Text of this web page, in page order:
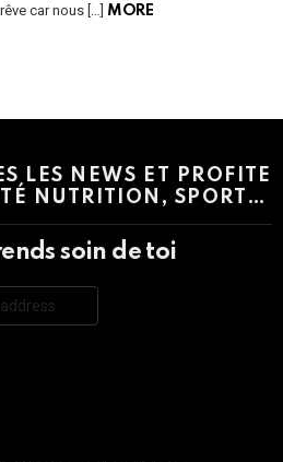
car nous […] MORE
LES NEWS ET PROFITE
NUTRITION, SPORT…
soin de toi